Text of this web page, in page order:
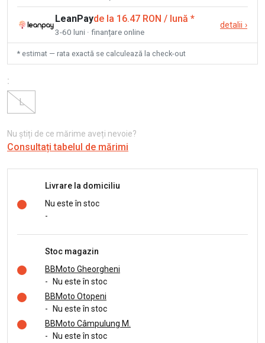
LeanPayde la 16.47 RON / lună *
3-60 luni · finanțare online
detalii ›
* estimat — rata exactă se calculează la check-out
:
L
Nu știți de ce mărime aveți nevoie?
Consultați tabelul de mărimi
Livrare la domiciliu
Nu este în stoc
-
Stoc magazin
BBMoto Gheorgheni
-
Nu este în stoc
BBMoto Otopeni
-
Nu este în stoc
BBMoto Câmpulung M.
-
Nu este în stoc